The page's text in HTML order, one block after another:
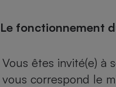
Le fonctionnement
Vous êtes invité(e) à
vous correspond le